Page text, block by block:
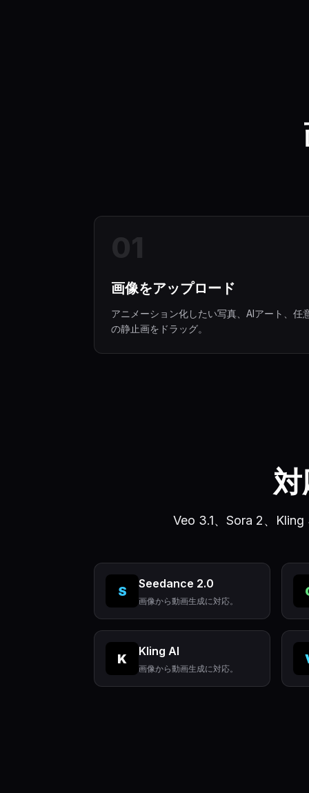
01
画像をアップロード
アニメーション化したい写真、AIアート、任
の静止画をドラッグ。
Veo 3.1、Sora 2、
S
Seedance 2.0
画像から動画生成に対応。
K
Kling AI
画像から動画生成に対応。